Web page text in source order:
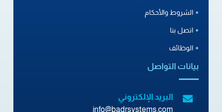
الشروط والأحكام
اتصل بنا
الوظائف
بيانات التواصل
البريد الإلكتروني
info@badrsystems.com